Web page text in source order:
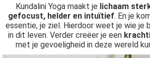
Kundalini Yoga maakt je lichaam
gefocust, helder en intuïtief. En je
essentie, je ziel. Hierdoor weet je wie je
in dit leven. Verder creëer je een
met je gevoeligheid in deze wereld